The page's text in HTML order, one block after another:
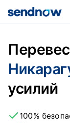
усилий
100%